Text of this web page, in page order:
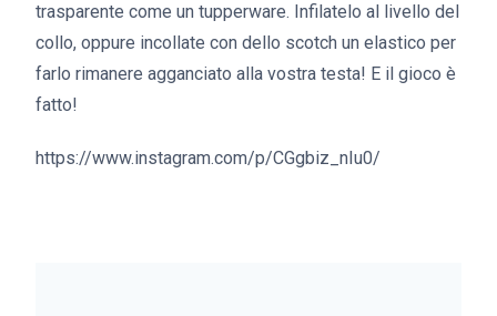
trasparente come un tupperware. Infilatelo al livello del
collo, oppure incollate con dello scotch un elastico per
farlo rimanere agganciato alla vostra testa! E il gioco è
fatto!
https://www.instagram.com/p/CGgbiz_nIu0/